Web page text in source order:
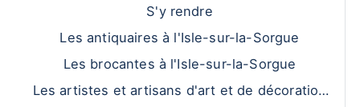
S'y rendre
Les antiquaires à l'Isle-sur-la-Sorgue
Les brocantes à l'Isle-sur-la-Sorgue
Les artistes et artisans d'art et de décoration